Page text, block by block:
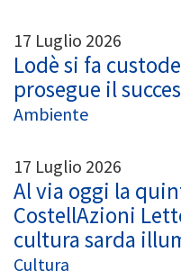
17 Luglio 2026
Lodè si fa
prosegue il
Ambiente
17 Luglio 2026
Al via oggi la
CostellAzioni
cultura sarda
Cultura